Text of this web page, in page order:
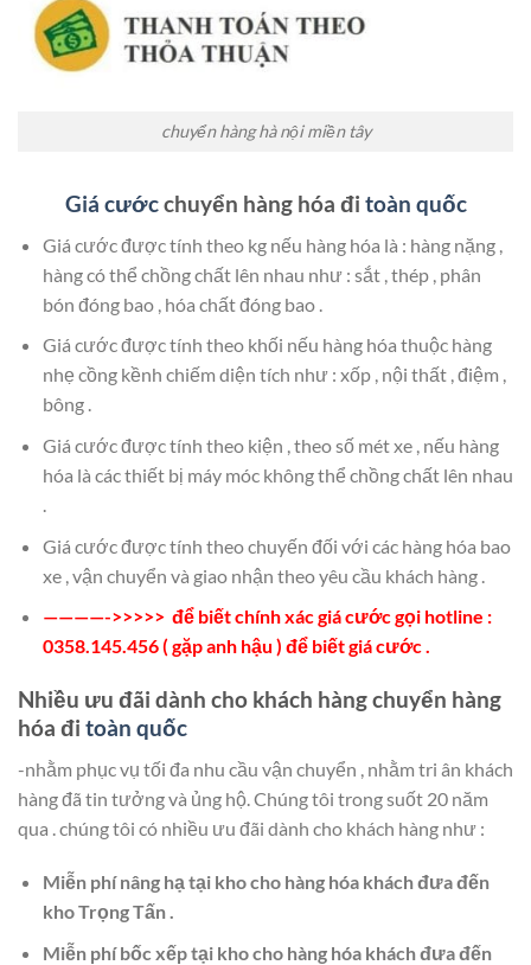
chuyển hàng hà nội miền tây
Giá cướcchuyển hàng hóa đi toàn quốc
Giá cước được tính theo kg nếu hàng hóa là : hàng nặng ,
hàng có thể chồng chất lên nhau như : sắt , thép , phân
bón đóng bao , hóa chất đóng bao .
Giá cước được tính theo khối nếu hàng hóa thuộc hàng
nhẹ cồng kềnh chiếm diện tích như : xốp , nội thất , điệm ,
bông .
Giá cước được tính theo kiện , theo số mét xe , nếu hàng
hóa là các thiết bị máy móc không thể chồng chất lên nhau
.
Giá cước được tính theo chuyến đối với các hàng hóa bao
xe , vận chuyển và giao nhận theo yêu cầu khách hàng .
————->>>>> để biết chính xác giá cước gọi hotline :
0358.145.456 ( gặp anh hậu ) để biết giá cước .
Nhiều ưu đãi dành cho khách hàng chuyển hàng
hóa đi toàn quốc
-nhằm phục vụ tối đa nhu cầu vận chuyển , nhằm tri ân khách
hàng đã tin tưởng và ủng hộ. Chúng tôi trong suốt 20 năm
qua . chúng tôi có nhiều ưu đãi dành cho khách hàng như :
Miễn phí nâng hạ tại kho cho hàng hóa khách đưa đến
kho Trọng Tấn .
Miễn phí bốc xếp tại kho cho hàng hóa khách đưa đến